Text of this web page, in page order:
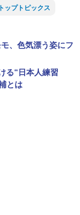
トップトピックス
、色気漂う姿にフ
る“日本人練習
とは